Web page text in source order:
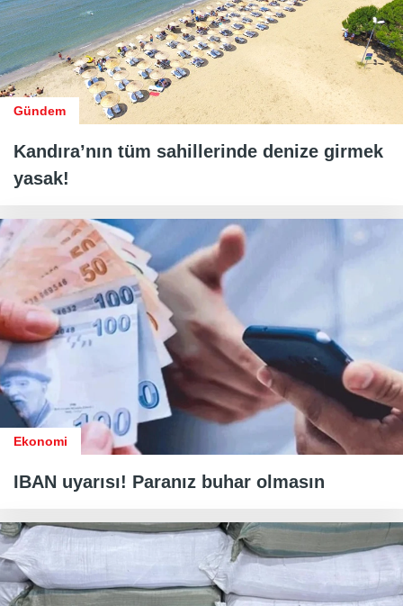
Gündem
Kandıra’nın tüm sahillerinde denize girmek
yasak!
Ekonomi
IBAN uyarısı! Paranız buhar olmasın